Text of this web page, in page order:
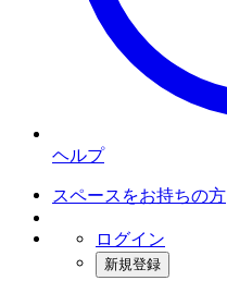
ヘルプ
スペースをお持ちの方
ログイン
新規登録